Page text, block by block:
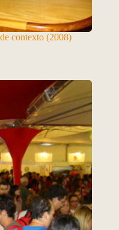
contexto (2008)